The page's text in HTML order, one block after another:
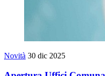
Novità 30 dic 2025